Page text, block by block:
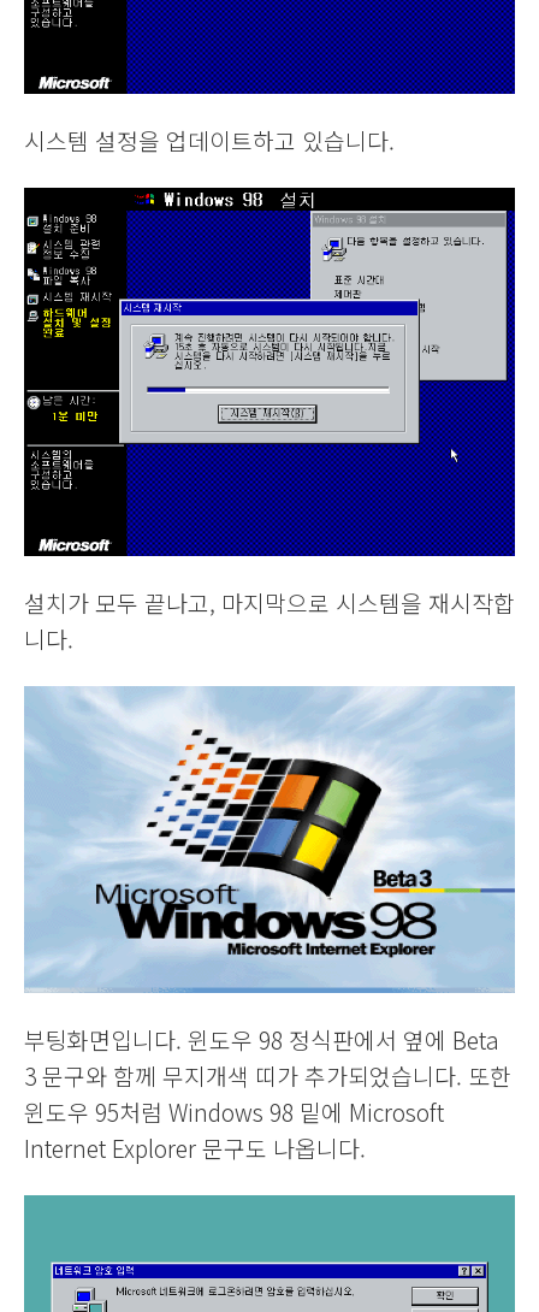
시스템 설정을 업데이트하고 있습니다.
설치가 모두 끝나고, 마지막으로 시스템을 재시작합
니다.
부팅화면입니다. 윈도우 98 정식판에서 옆에 Beta
3 문구와 함께 무지개색 띠가 추가되었습니다. 또한
윈도우 95처럼 Windows 98 밑에 Microsoft
Internet Explorer 문구도 나옵니다.